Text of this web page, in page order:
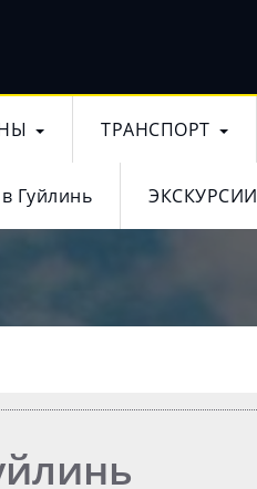
ТРАНСПОРТ
Гуйлинь ЭКСКУРСИИ